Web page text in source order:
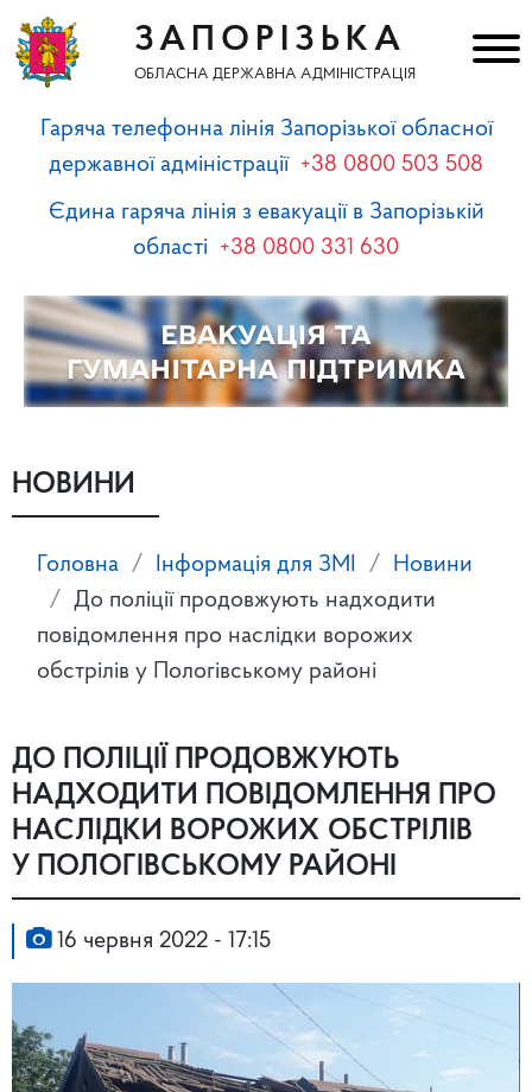
ЗАПОРІЗЬКА
ОБЛАСНА ДЕРЖАВНА АДМІНІСТРАЦІЯ
Гаряча телефонна лінія Запорізької обласної
державної адміністрації +38 0800 503 508
Єдина гаряча лінія з евакуації в Запорізькій
області +38 0800 331 630
НОВИНИ
Головна Інформація для ЗМІ
Новини
До поліції продовжують надходити
повідомлення про наслідки ворожих
обстрілів у Пологівському районі
ДО ПОЛІЦІЇ ПРОДОВЖУЮТЬ
НАДХОДИТИ ПОВІДОМЛЕННЯ ПРО
НАСЛІДКИ ВОРОЖИХ ОБСТРІЛІВ
У ПОЛОГІВСЬКОМУ РАЙОНІ
16 червня 2022 - 17:15